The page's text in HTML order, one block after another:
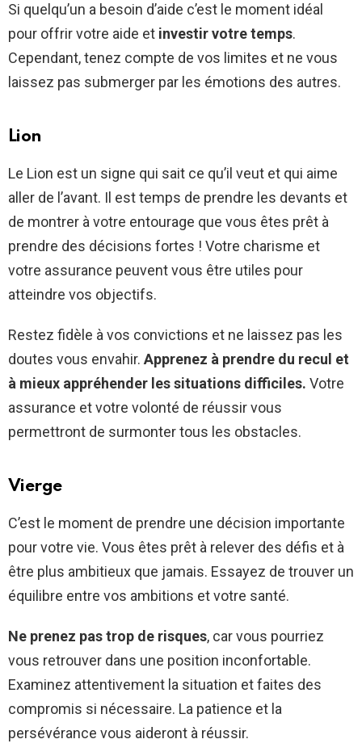
Si quelqu’un a besoin d’aide c’est le moment idéal
pour offrir votre aide et investir votre temps.
Cependant, tenez compte de vos limites et ne vous
laissez pas submerger par les émotions des autres.
Lion
Le Lion est un signe qui sait ce qu’il veut et qui aime
aller de l’avant. Il est temps de prendre les devants et
de montrer à votre entourage que vous êtes prêt à
prendre des décisions fortes ! Votre charisme et
votre assurance peuvent vous être utiles pour
atteindre vos objectifs.
Restez fidèle à vos convictions et ne laissez pas les
doutes vous envahir. Apprenez à prendre du recul et
à mieux appréhender les situations difficiles. Votre
assurance et votre volonté de réussir vous
permettront de surmonter tous les obstacles.
Vierge
C’est le moment de prendre une décision importante
pour votre vie. Vous êtes prêt à relever des défis et à
être plus ambitieux que jamais. Essayez de trouver un
équilibre entre vos ambitions et votre santé.
Ne prenez pas trop de risques, car vous pourriez
vous retrouver dans une position inconfortable.
Examinez attentivement la situation et faites des
compromis si nécessaire. La patience et la
persévérance vous aideront à réussir.